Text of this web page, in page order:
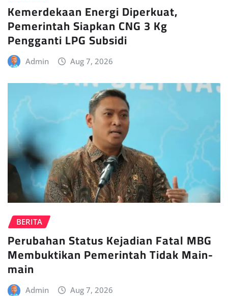
Kemerdekaan Energi Diperkuat,
Pemerintah Siapkan CNG 3 Kg
Pengganti LPG Subsidi
Admin Aug 7, 2026
BERITA
Perubahan Status Kejadian Fatal MBG
Membuktikan Pemerintah Tidak Main-
main
Admin Aug 7, 2026